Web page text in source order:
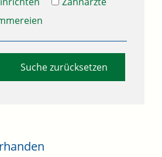
Suche zurücksetzen